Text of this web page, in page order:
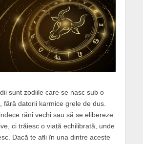
sunt zodiile care se nasc sub o
fără datorii karmice grele de dus.
răni vechi sau să se elibereze
ci trăiesc o viață echilibrată, unde
Dacă te afli în una dintre aceste